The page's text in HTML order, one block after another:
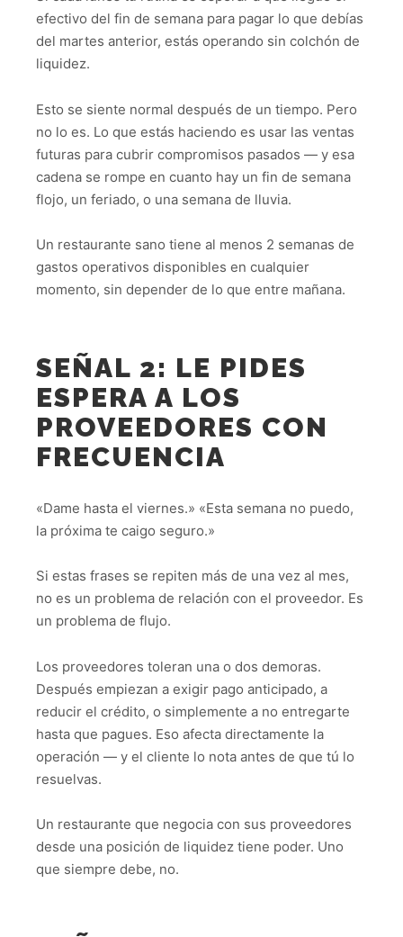
efectivo del fin de semana para pagar lo que debías
del martes anterior, estás operando sin colchón de
liquidez.
Esto se siente normal después de un tiempo. Pero
no lo es. Lo que estás haciendo es usar las ventas
futuras para cubrir compromisos pasados — y esa
cadena se rompe en cuanto hay un fin de semana
flojo, un feriado, o una semana de lluvia.
Un restaurante sano tiene al menos 2 semanas de
gastos operativos disponibles en cualquier
momento, sin depender de lo que entre mañana.
SEÑAL 2: LE PIDES
ESPERA A LOS
PROVEEDORES CON
FRECUENCIA
«Dame hasta el viernes.» «Esta semana no puedo,
la próxima te caigo seguro.»
Si estas frases se repiten más de una vez al mes,
no es un problema de relación con el proveedor. Es
un problema de flujo.
Los proveedores toleran una o dos demoras.
Después empiezan a exigir pago anticipado, a
reducir el crédito, o simplemente a no entregarte
hasta que pagues. Eso afecta directamente la
operación — y el cliente lo nota antes de que tú lo
resuelvas.
Un restaurante que negocia con sus proveedores
desde una posición de liquidez tiene poder. Uno
que siempre debe, no.